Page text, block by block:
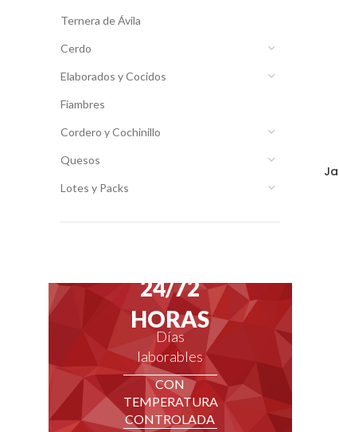
Ternera de Ávila
Cerdo
Elaborados y Cocidos
Fiambres
Cordero y Cochinillo
Quesos
Lotes y Packs
24/72
HORAS
Días
laborables
CON
TEMPERATURA
CONTROLADA